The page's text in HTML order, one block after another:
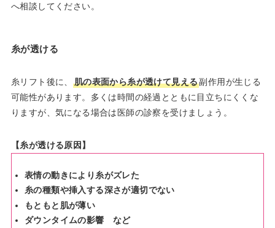
へ相談してください。
糸が透ける
糸リフト後に、 肌の表面から糸が透けて見える副作用が生じる
可能性があります。多くは時間の経過とともに目立ちにくくな
りますが、気になる場合は医師の診察を受けましょう。
【糸が透ける原因】
表情の動きにより糸がズレた
糸の種類や挿入する深さが適切でない
もともと肌が薄い
ダウンタイムの影響 など